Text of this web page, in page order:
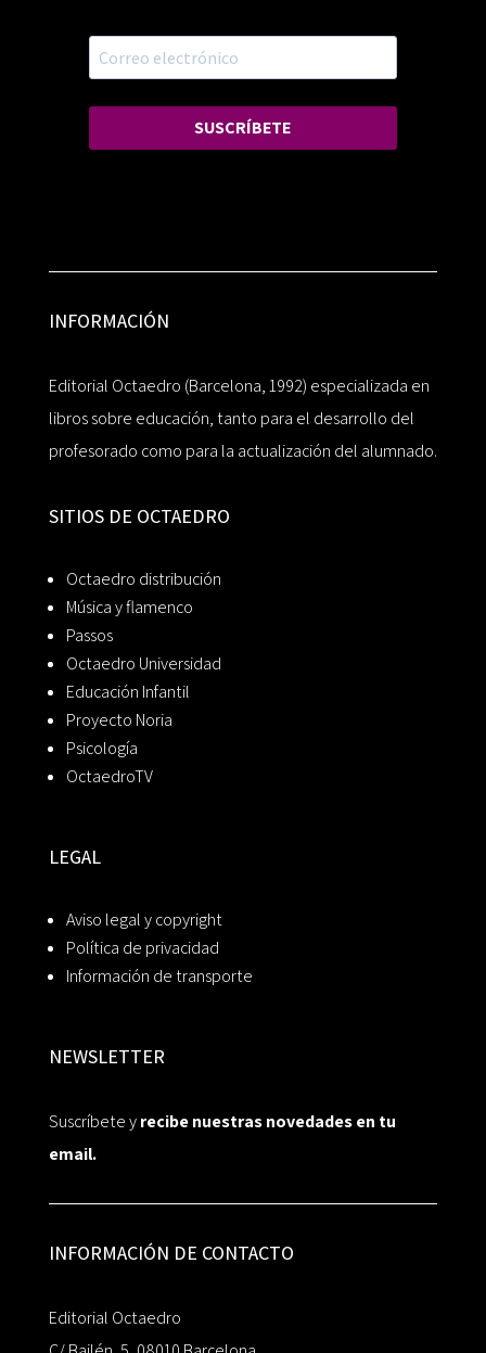
SUSCRÍBETE
INFORMACIÓN
Editorial Octaedro (Barcelona, 1992) especializada en
libros sobre educación, tanto para el desarrollo del
profesorado como para la actualización del alumnado.
SITIOS DE OCTAEDRO
Octaedro distribución
Música y flamenco
Passos
Octaedro Universidad
Educación Infantil
Proyecto Noria
Psicología
OctaedroTV
LEGAL
Aviso legal y copyright
Política de privacidad
Información de transporte
NEWSLETTER
Suscríbete yrecibe nuestras novedades en tu
email.
INFORMACIÓN DE CONTACTO
Editorial Octaedro